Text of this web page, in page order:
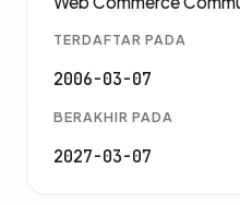
TERDAFTAR PADA
2006-03-07
BERAKHIR PADA
2027-03-07